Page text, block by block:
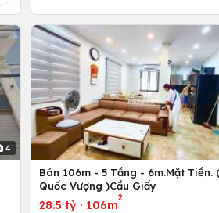
4
Bán 106m - 5 Tầng - 6m.Mặt Tiền.
Quốc Vượng )Cầu Giấy
28.5 tỷ · 106m
2